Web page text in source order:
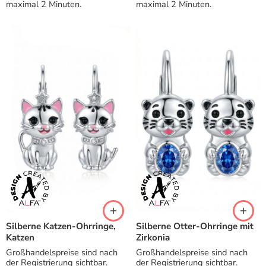
maximal 2 Minuten.
maximal 2 Minuten.
Silberne Katzen-Ohrringe,
Katzen
Großhandelspreise sind nach
der Registrierung sichtbar.
Silberne Otter-Ohrringe mit
Zirkonia
Großhandelspreise sind nach
der Registrierung sichtbar.